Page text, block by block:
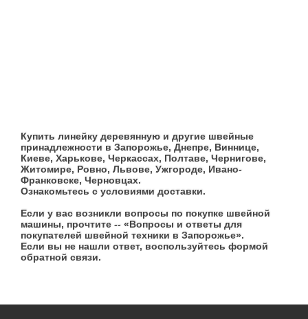
Купить линейку деревянную и другие швейные
принадлежности в Запорожье, Днепре, Виннице,
Киеве, Харькове, Черкассах, Полтаве, Чернигове,
Житомире, Ровно, Львове, Ужгороде, Ивано-
Франковске, Черновцах.
Ознакомьтесь с условиями доставки.
Если у вас возникли вопросы по покупке швейной
машины, прочтите -- «Вопросы и ответы для
покупателей швейной техники в Запорожье».
Если вы не нашли ответ, воспользуйтесь формой
обратной связи.